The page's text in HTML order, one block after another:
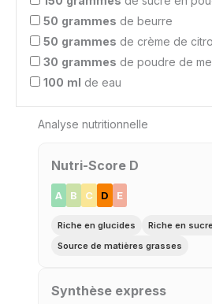
50 grammes de beurre
50 grammes de crème de
30 grammes de poudre de
100 ml de eau
Analyse nutritionnelle
Nutri-Score D
A B C D E
Riche en glucides
Riche en
Source de matières grasses
Synthèse express